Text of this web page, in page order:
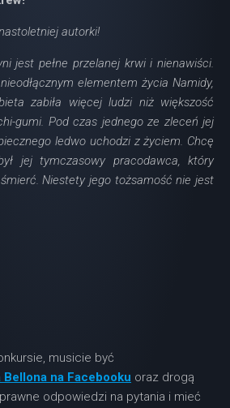
autorki!
jest pełne przelanej krwi i nienawiści.
elementem życia Namidy,
zabiła więcej ludzi niż większość
gumi. Pod czas jednego ze zleceń jej
ledwo uchodzi z życiem. Chcę
jej tymczasowy pracodawca, który
Niestety jego tożsamość nie jest
musicie być
Bellona na Facebooku oraz drogą
odpowiedzi na pytania i mieć